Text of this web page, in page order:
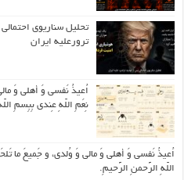
تحلیل سناریوی
ترورعلیه ایران
اُعیذُ نَفسی وَ أهلی وَ
نِعَمِ اللّهِ عِندی بِبِسمِ
اُعیذُ نَفسی وَ أهلی وَ مالی وَ وُلدی، و جَمیعَ ما
اللّهِ الرَّحمنِ الرَّحیمِ.